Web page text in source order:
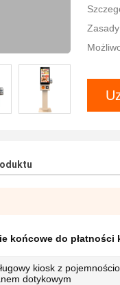
końcowe do płatności
kiosk z pojemnościo
dotykowym